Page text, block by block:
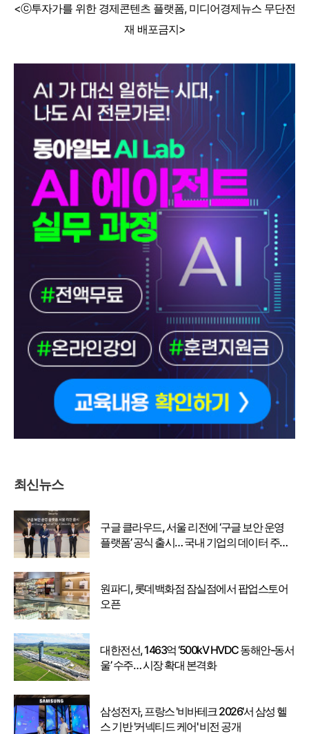
<ⓒ투자가를 위한 경제콘텐츠 플랫폼, 미디어경제뉴스 무단전
재 배포금지>
최신뉴스
구글 클라우드, 서울 리전에 ‘구글 보안 운영
플랫폼’ 공식 출시… 국내 기업의 데이터 주권
원파디, 롯데백화점 잠실점에서 팝업스토어
오픈
대한전선, 1463억 ‘500kV HVDC 동해안-동서
울’ 수주… 시장 확대 본격화
삼성전자, 프랑스 '비바테크 2026'서 삼성 헬
스 기반 '커넥티드 케어' 비전 공개